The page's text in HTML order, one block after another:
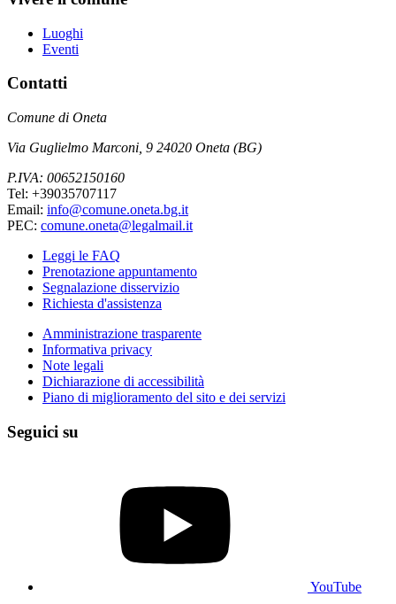
Luoghi
Eventi
Contatti
Comune di Oneta
Via Guglielmo Marconi, 9 24020 Oneta (BG)
P.IVA: 00652150160
Tel: +39035707117
Email: info@comune.oneta.bg.it
PEC: comune.oneta@legalmail.it
Leggi le FAQ
Prenotazione appuntamento
Segnalazione disservizio
Richiesta d'assistenza
Amministrazione trasparente
Informativa privacy
Note legali
Dichiarazione di accessibilità
Piano di miglioramento del sito e dei servizi
Seguici su
YouTube